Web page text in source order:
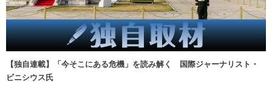
【独自連載】「今そこにある危機」を読み解く 国際ジャーナリスト・
ビニシウス氏